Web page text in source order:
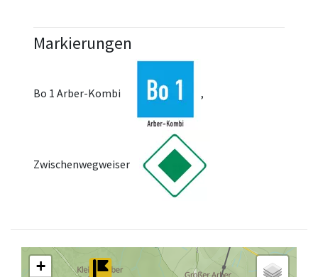
Markierungen
Bo 1 Arber-Kombi ,
Zwischenwegweiser
+